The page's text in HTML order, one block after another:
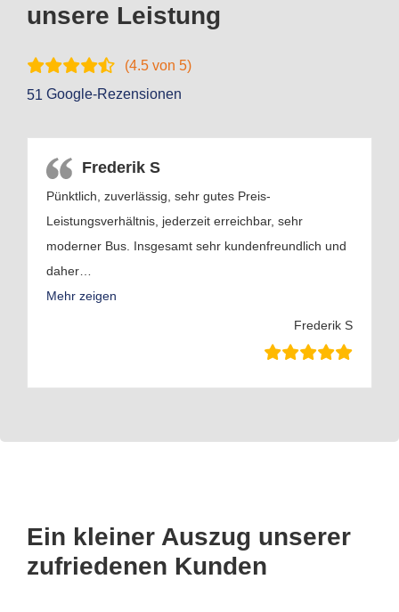
unsere Leistung
(4.5 von 5)
51 Google-Rezensionen
Frederik S
Pünktlich, zuverlässig, sehr gutes Preis-
Leistungsverhältnis, jederzeit erreichbar, sehr
moderner Bus. Insgesamt sehr kundenfreundlich und
daher…
Mehr zeigen
Frederik S
Ein kleiner Auszug unserer
zufriedenen Kunden